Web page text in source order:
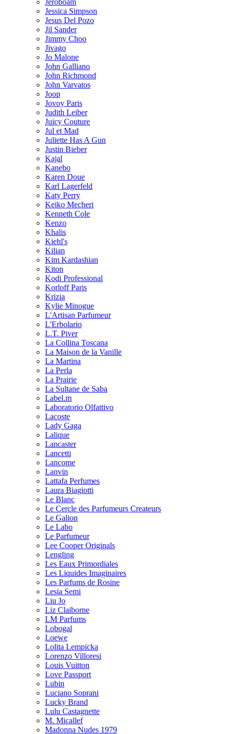
Jeroboam
Jessica Simpson
Jesus Del Pozo
Jil Sander
Jimmy Choo
Jivago
Jo Malone
John Galliano
John Richmond
John Varvatos
Joop
Jovoy Paris
Judith Leiber
Juicy Couture
Jul et Mad
Juliette Has A Gun
Justin Bieber
Kajal
Kanebo
Karen Doue
Karl Lagerfeld
Katy Perry
Keiko Mecheri
Kenneth Cole
Kenzo
Khalis
Kiehl's
Kilian
Kim Kardashian
Kiton
Kodi Professional
Korloff Paris
Krizia
Kylie Minogue
L'Artisan Parfumeur
L'Erbolario
L.T. Piver
La Collina Toscana
La Maison de la Vanille
La Martina
La Perla
La Prairie
La Sultane de Saba
Label.m
Laboratorio Olfattivo
Lacoste
Lady Gaga
Lalique
Lancaster
Lancetti
Lancome
Lanvin
Lattafa Perfumes
Laura Biagiotti
Le Blanc
Le Cercle des Parfumeurs Createurs
Le Galion
Le Labo
Le Parfumeur
Lee Cooper Originals
Lengling
Les Eaux Primordiales
Les Liquides Imaginaires
Les Parfums de Rosine
Lesia Semi
Liu Jo
Liz Claiborne
LM Parfums
Lobogal
Loewe
Lolita Lempicka
Lorenzo Villoresi
Louis Vuitton
Love Passport
Lubin
Luciano Soprani
Lucky Brand
Lulu Castagnette
M. Micallef
Madonna Nudes 1979